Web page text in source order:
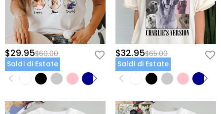
$29.95$60.00
Saldi di Estate
$32.95$65.00
Saldi di Estate